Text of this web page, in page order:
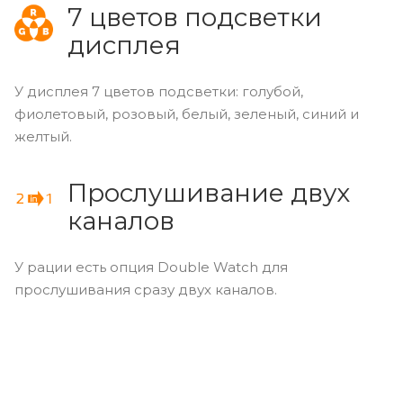
7 цветов подсветки
дисплея
У дисплея 7 цветов подсветки: голубой,
фиолетовый, розовый, белый, зеленый, синий и
желтый.
Прослушивание двух
каналов
У рации есть опция Double Watch для
прослушивания сразу двух каналов.